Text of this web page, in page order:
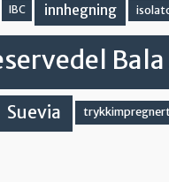
IBC innhegning
Suevia